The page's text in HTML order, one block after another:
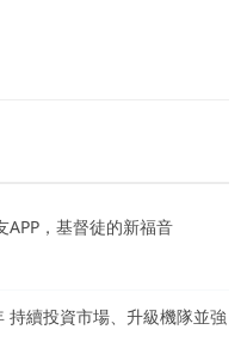
APP，基督徒的新福音
持續投資市場、升級機隊並強